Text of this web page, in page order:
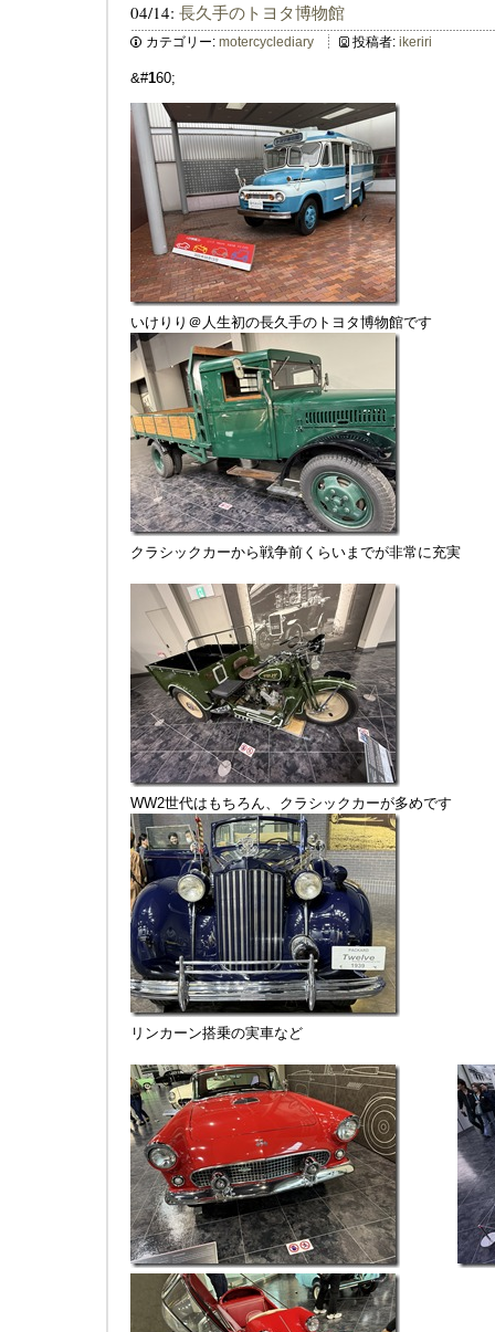
04/14: 長久手のトヨタ博物館
カテゴリー: motercyclediary 投稿者: ikeriri
&#160;
いけりり＠人生初の長久手のトヨタ博物館です
クラシックカーから戦争前くらいまでが非常に充実
WW2世代はもちろん、クラシックカーが多めです
リンカーン搭乗の実車など